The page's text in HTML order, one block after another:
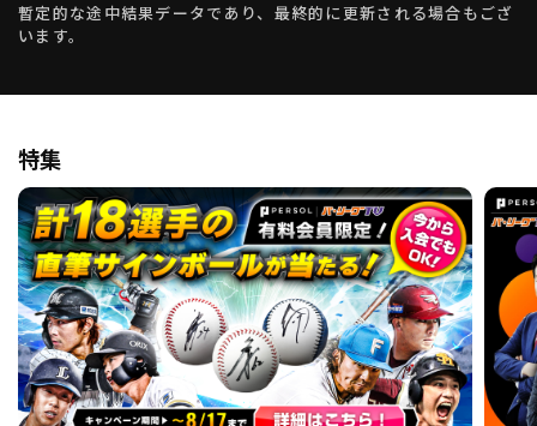
暫定的な途中結果データであり、最終的に更新される場合もござ
います。
特集